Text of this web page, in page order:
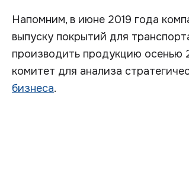
Напомним, в июне 2019 года
выпуску покрытий для
производить продукцию осенью
комитет для анализа
бизнеса.